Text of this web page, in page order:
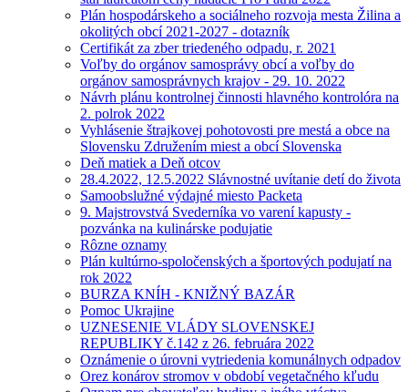
Plán hospodárskeho a sociálneho rozvoja mesta Žilina a
okolitých obcí 2021-2027 - dotazník
Certifikát za zber triedeného odpadu, r. 2021
Voľby do orgánov samosprávy obcí a voľby do
orgánov samosprávnych krajov - 29. 10. 2022
Návrh plánu kontrolnej činnosti hlavného kontrolóra na
2. polrok 2022
Vyhlásenie štrajkovej pohotovosti pre mestá a obce na
Slovensku Združením miest a obcí Slovenska
Deň matiek a Deň otcov
28.4.2022, 12.5.2022 Slávnostné uvítanie detí do života
Samoobslužné výdajné miesto Packeta
9. Majstrovstvá Svederníka vo varení kapusty -
pozvánka na kulinárske podujatie
Rôzne oznamy
Plán kultúrno-spoločenských a športových podujatí na
rok 2022
BURZA KNÍH - KNIŽNÝ BAZÁR
Pomoc Ukrajine
UZNESENIE VLÁDY SLOVENSKEJ
REPUBLIKY č.142 z 26. februára 2022
Oznámenie o úrovni vytriedenia komunálnych odpadov
Orez konárov stromov v období vegetačného kľudu